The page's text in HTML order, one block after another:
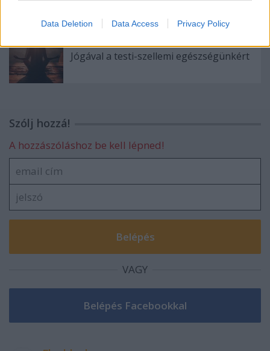
Data Deletion Data Access Privacy Policy
Jógával a testi-szellemi egészségünkért
Szólj hozzá!
A hozzászóláshoz be kell lépned!
VAGY